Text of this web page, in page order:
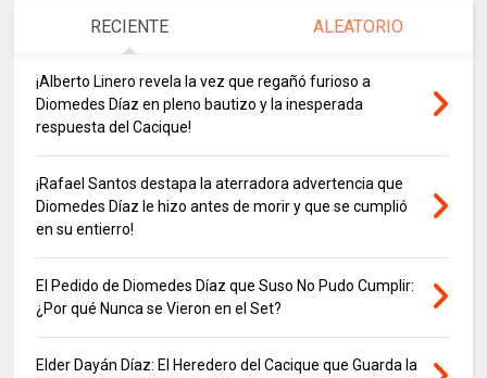
RECIENTE ALEATORIO
¡Alberto Linero revela la vez que regañó furioso a
Diomedes Díaz en pleno bautizo y la inesperada
respuesta del Cacique!
¡Rafael Santos destapa la aterradora advertencia que
Diomedes Díaz le hizo antes de morir y que se cumplió
en su entierro!
El Pedido de Diomedes Díaz que Suso No Pudo Cumplir:
¿Por qué Nunca se Vieron en el Set?
Elder Dayán Díaz: El Heredero del Cacique que Guarda la